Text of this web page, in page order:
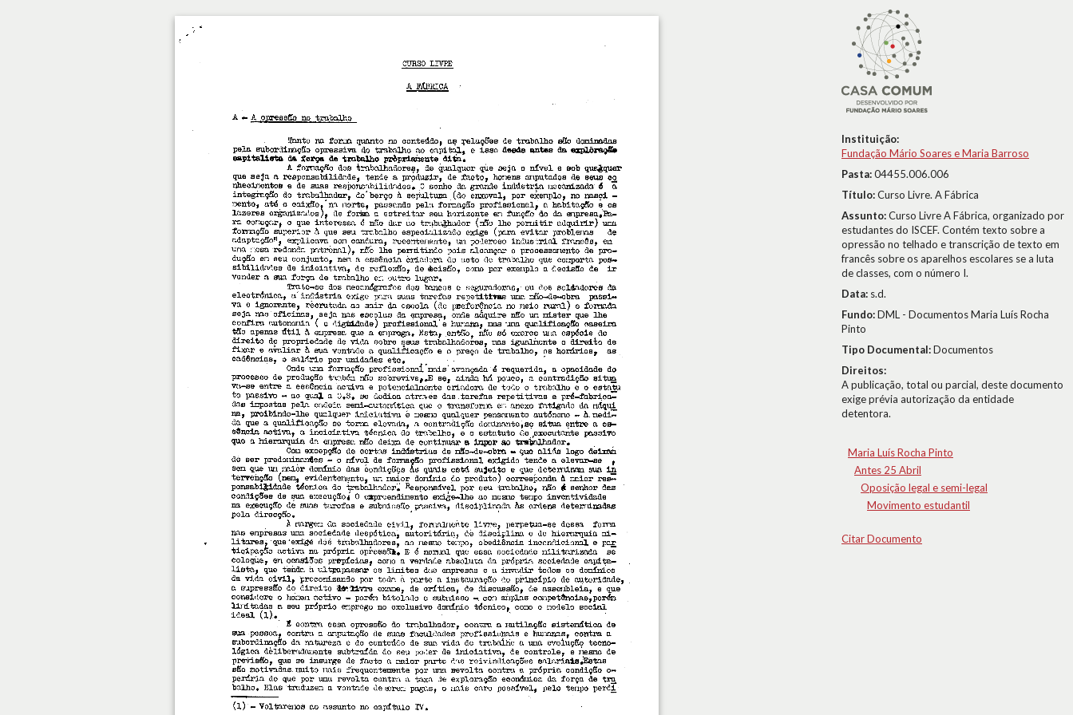
Instituição:
Fundação Mário Soares e Maria Barroso
Pasta:04455.006.006
Título:Curso Livre. A Fábrica
Assunto:Curso Livre A Fábrica, organizado por
estudantes do ISCEF. Contém texto sobre a
opressão no telhado e transcrição de texto em
francês sobre os aparelhos escolares se a luta
de classes, com o número I.
Data: s.d.
Fundo:DML - Documentos Maria Luís Rocha
Pinto
Tipo Documental:Documentos
Direitos:
A publicação, total ou parcial, deste documento
exige prévia autorização da entidade
detentora.
Maria Luís Rocha Pinto
Antes 25 Abril
Oposição legal e semi-legal
Movimento estudantil
Citar Documento